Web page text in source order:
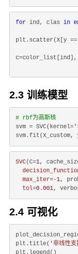
for ind, clas in
plt.scatter(X[y
c=color_list[ind],
2.3 训练模型
# rbf为高斯核
svm = SVC(kernel=
SVC(C=1,
max_iter=-1,
tol=0 .001
2.4 可视化
plt.title( '非线性
plt.legend()